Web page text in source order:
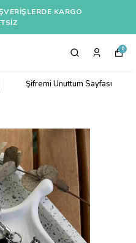
KARGO
0
Şifremi Unuttum Sayfası